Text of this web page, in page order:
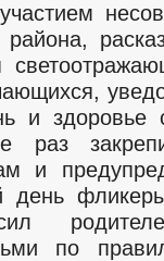
и
раз
и
день
по